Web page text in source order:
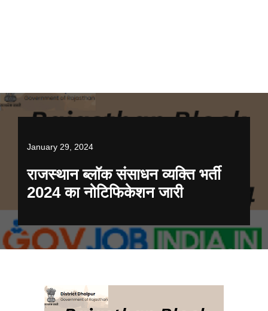
January 29, 2024
राजस्थान ब्लॉक संसाधन व्यक्ति भर्ती
2024 का नोटिफिकेशन जारी